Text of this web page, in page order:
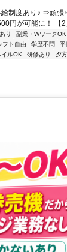
￣￣￣￣￣￣￣￣
制度あり♪ ⇒頑張
円が可能に！ 【
り 副業・WワークOK
フト自由 学歴不問 平
イルOK 研修あり 夕方